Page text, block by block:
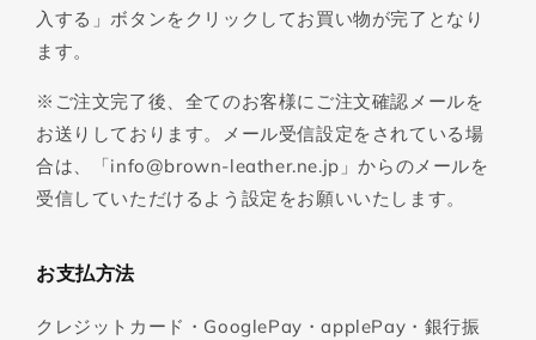
入する」ボタンをクリックしてお買い物が完了となり
ます。
※ご注文完了後、全てのお客様にご注文確認メールを
お送りしております。メール受信設定をされている場
合は、「info@brown-leather.ne.jp」からのメールを
受信していただけるよう設定をお願いいたします。
お支払方法
クレジットカード・GooglePay・applePay・銀行振